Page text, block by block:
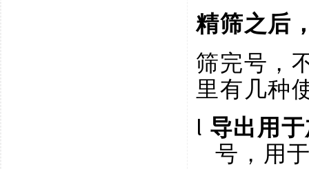
精筛之后
筛完号，
里有几种
l 导出用
号，用